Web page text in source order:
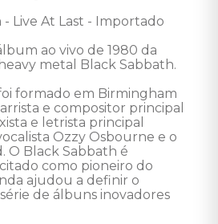
- Live At Last - Importado
ao vivo de 1980 da
metal Black Sabbath.
formado em Birmingham
e compositor principal
e letrista principal
Ozzy Osbourne e o
O Black Sabbath é
como pioneiro do
ajudou a definir o
de álbuns inovadores